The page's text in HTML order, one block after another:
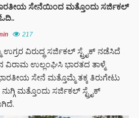
ಸೇನೆಯಿಂದ ಮತ್ತೊಂದು ಸರ್ಜಿಕಲ್
217
ವಿರುದ್ಧ ಸರ್ಜಿಕಲ್ ಸ್ಟ್ರೈಕ್ ನಡೆಸಿದೆ
ಉಲ್ಲಂಘಿಸಿ ಭಾರತದ ತಾಳ್ಮೆ
ಭಾರತೀಯ ಸೇನೆ ಮತ್ತೊಮ್ಮೆ ತಕ್ಕ ತಿರುಗೇಟು
ಮತ್ತೊಂದು ಸರ್ಜಿಕಲ್ ಸ್ಟ್ರೈಕ್